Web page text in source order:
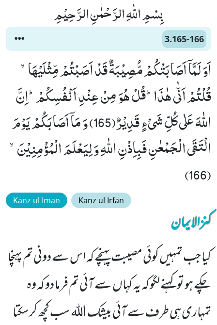
بِسْمِ اللّٰهِ الرَّحْمٰنِ الرَّحِیْمِ
3.165-166
اَوَ لَمَّاۤ اَصَابَتْكُمْ مُّصِیْبَةٌ قَدْ اَصَبْتُمْ مِّثْلَیْهَاۙ-
قُلْتُمْ اَنّٰى هٰذَاؕ-قُلْ هُوَ مِنْ عِنْدِ اَنْفُسِكُمْؕ-اِنَّ
اللّٰهَ عَلٰى كُلِّ شَیْءٍ قَدِیْرٌ(165) وَ مَاۤ اَصَابَكُمْ یَوْمَ
الْتَقَى الْجَمْعٰنِ فَبِاِذْنِ اللّٰهِ وَ لِیَعْلَمَ الْمُؤْمِنِیْنَۙ
(166)
Kanz ul Iman Kanz ul Irfan
کنزالایمان
کیا جب تمہیں کوئی مصیبت پہنچے کہ اس سے دونی تم پہنچا
چکے ہو تو کہنے لگو کہ یہ کہاں سے آئی تم فرما دو کہ وہ
تمہاری ہی طرف سے آئی بیشک اللہ سب کچھ کرسکتا